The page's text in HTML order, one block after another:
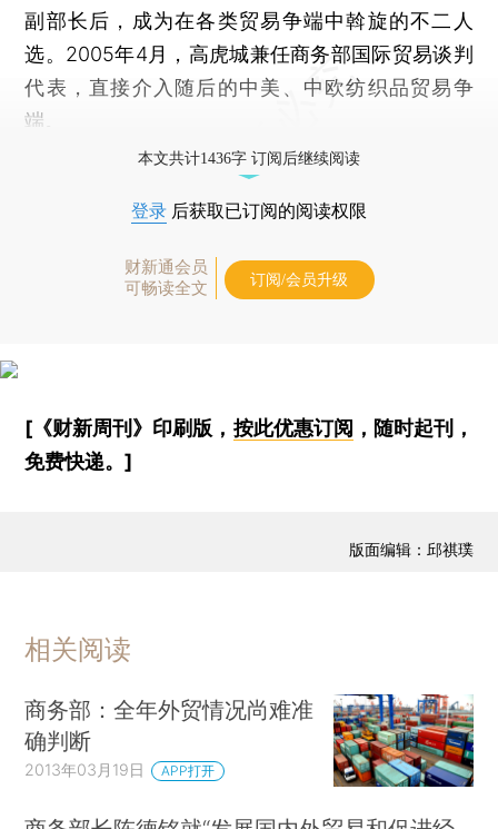
副部长后，成为在各类贸易争端中斡旋的不二人
选。2005年4月，高虎城兼任商务部国际贸易谈判
代表，直接介入随后的中美、中欧纺织品贸易争
端。
本文共计1436字 订阅后继续阅读
登录 后获取已订阅的阅读权限
财新通会员
可畅读全文
订阅/会员升级
[《财新周刊》印刷版， 按此优惠订阅 ，随时起刊，
免费快递。]
版面编辑：邱祺璞
相关阅读
商务部：全年外贸情况尚难准
确判断
2013年03月19日 APP打开